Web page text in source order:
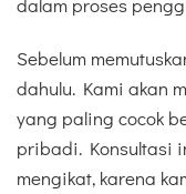
Sebelum
dahulu. Kami akan
yang paling cocok
pribadi. Konsultasi
mengikat, karena